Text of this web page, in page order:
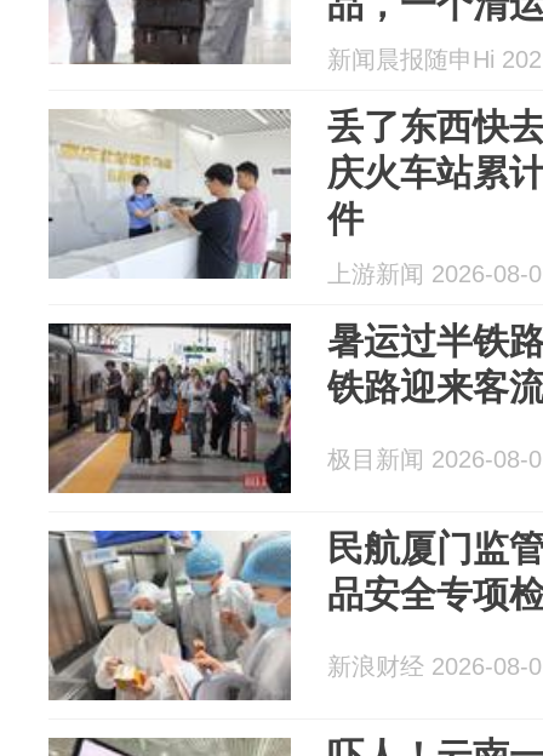
新闻晨报随申Hi
丢了东西快
庆火车站累
件
上游新闻 2026-08-
暑运过半铁
铁路迎来客
极目新闻 2026-08-
民航厦门监
品安全专项
新浪财经 2026-08-